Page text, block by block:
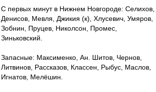
С первых минут в Нижнем Новгороде: Селихов,
Денисов, Мевля, Джикия (к), Хлусевич, Умяров,
Зобнин, Пруцев, Николсон, Промес,
Зиньковский.
Запасные: Максименко, Ан. Шитов, Чернов,
Литвинов, Рассказов, Классен, Рыбус, Маслов,
Игнатов, Мелёшин.